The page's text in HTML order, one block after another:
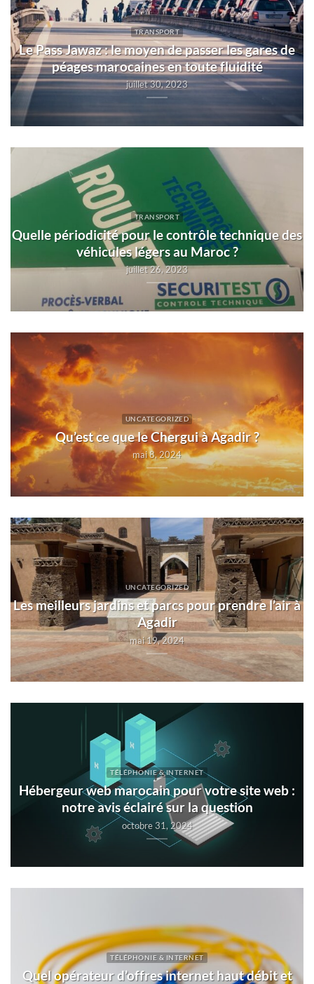
TRANSPORT
Le Pass Jawaz : le moyen de passer les gares de
péages marocaines en toute fluidité
juillet 30, 2023
TRANSPORT
Quelle périodicité pour le contrôle technique des
véhicules légers au Maroc ?
juillet 26, 2023
UNCATEGORIZED
Qu’est ce que le Chergui à Agadir ?
mai 8, 2024
UNCATEGORIZED
Les meilleurs jardins et parcs pour prendre l’air à
Agadir
mai 19, 2024
TÉLÉPHONIE & INTERNET
Hébergeur web marocain pour votre site web :
notre avis éclairé sur la question
octobre 31, 2024
TÉLÉPHONIE & INTERNET
Quel opérateur d’offres internet haut débit et